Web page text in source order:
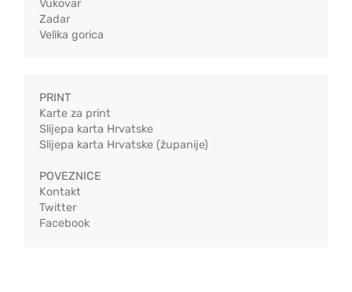
Vukovar
Zadar
Velika gorica
PRINT
Karte za print
Slijepa karta Hrvatske
Slijepa karta Hrvatske (županije)
POVEZNICE
Kontakt
Twitter
Facebook